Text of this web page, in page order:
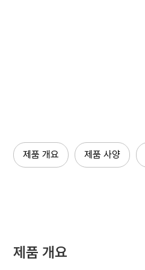
제품 개요 제품 사양
제품 개요